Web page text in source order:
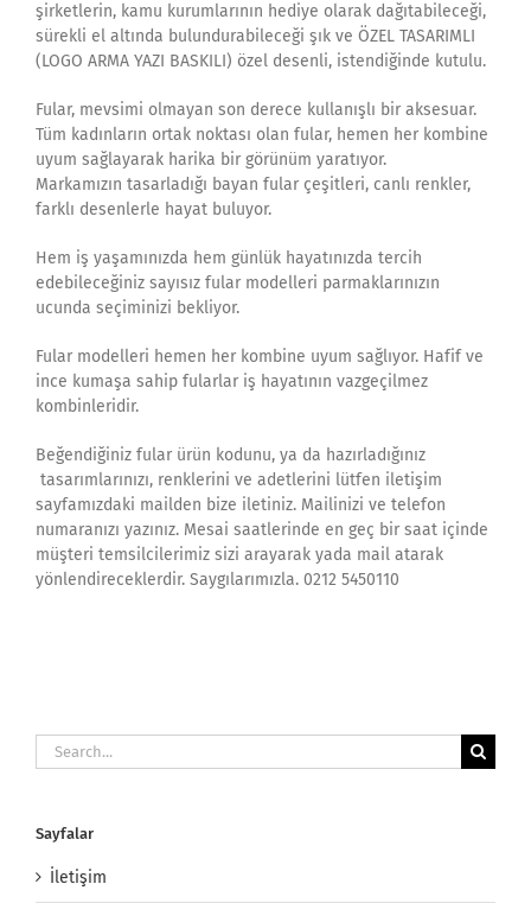
şirketlerin, kamu kurumlarının hediye olarak dağıtabileceği,
sürekli el altında bulundurabileceği şık ve ÖZEL TASARIMLI
(LOGO ARMA YAZI BASKILI) özel desenli, istendiğinde kutulu.
Fular, mevsimi olmayan son derece kullanışlı bir aksesuar.
Tüm kadınların ortak noktası olan fular, hemen her kombine
uyum sağlayarak harika bir görünüm yaratıyor.
Markamızın tasarladığı bayan fular çeşitleri, canlı renkler,
farklı desenlerle hayat buluyor.
Hem iş yaşamınızda hem günlük hayatınızda tercih
edebileceğiniz sayısız fular modelleri parmaklarınızın
ucunda seçiminizi bekliyor.
Fular modelleri hemen her kombine uyum sağlıyor. Hafif ve
ince kumaşa sahip fularlar iş hayatının vazgeçilmez
kombinleridir.
Beğendiğiniz fular ürün kodunu, ya da hazırladığınız
tasarımlarınızı, renklerini ve adetlerini lütfen iletişim
sayfamızdaki mailden bize iletiniz. Mailinizi ve telefon
numaranızı yazınız. Mesai saatlerinde en geç bir saat içinde
müşteri temsilcilerimiz sizi arayarak yada mail atarak
yönlendireceklerdir. Saygılarımızla. 0212 5450110
Search
for:
Sayfalar
İletişim